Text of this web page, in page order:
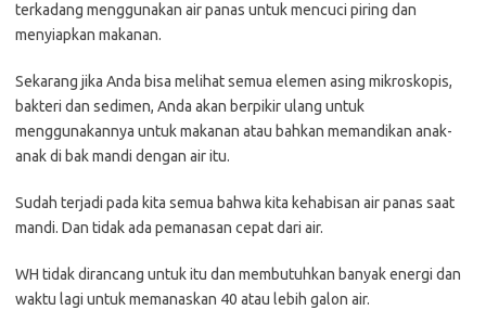
terkadang menggunakan air panas untuk mencuci piring dan
menyiapkan makanan.
Sekarang jika Anda bisa melihat semua elemen asing mikroskopis,
bakteri dan sedimen, Anda akan berpikir ulang untuk
menggunakannya untuk makanan atau bahkan memandikan anak-
anak di bak mandi dengan air itu.
Sudah terjadi pada kita semua bahwa kita kehabisan air panas saat
mandi. Dan tidak ada pemanasan cepat dari air.
WH tidak dirancang untuk itu dan membutuhkan banyak energi dan
waktu lagi untuk memanaskan 40 atau lebih galon air.